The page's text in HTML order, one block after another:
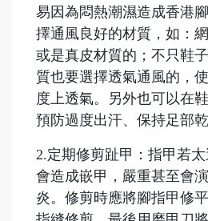
易因為悶熱潮濕造成香港
擇通風良好的材質，如：
或是真皮材質的；不只鞋
質也要選擇透氣通風的，
度上透氣。另外也可以在
預防過度出汗、保持足部乾
2.定期修剪趾甲：指甲若
會造成嵌甲，嚴重甚至會
炎。修剪時應將腳指甲修